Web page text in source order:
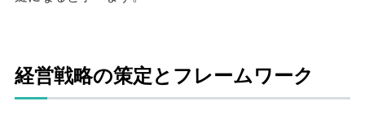
経営戦略の策定とフレームワーク